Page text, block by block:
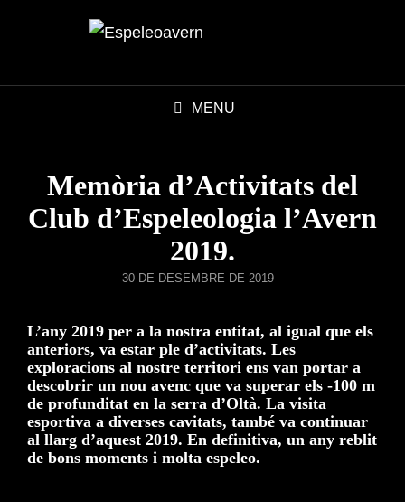
MENU
Memòria d’Activitats del
Club d’Espeleologia l’Avern
2019.
POSTED
30 DE DESEMBRE DE 2019
L’any 2019 per a la nostra entitat, al igual que els
anteriors, va estar ple d’activitats. Les
exploracions al nostre territori ens van portar a
descobrir un nou avenc que va superar els -100 m
de profunditat en la serra d’Oltà. La visita
esportiva a diverses cavitats, també va continuar
al llarg d’aquest 2019. En definitiva, un any reblit
de bons moments i molta espeleo.